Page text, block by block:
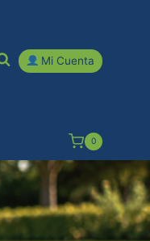
Mi Cuenta
0